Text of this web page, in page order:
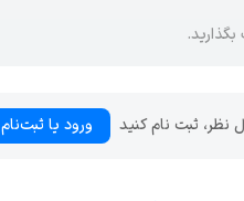
نظر، ثبت نام کنید ورود یا ثبت‌نام